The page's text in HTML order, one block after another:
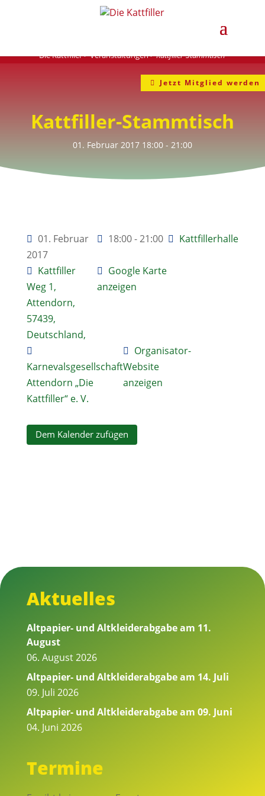
Die Kattfiller>Veranstaltungen>Kattfiller-Stammtisch
Jetzt Mitglied werden
Kattfiller-Stammtisch
01. Februar 201718:00- 21:00
01. Februar
2017
18:00 - 21:00 Kattfillerhalle
Kattfiller
Weg 1,
Attendorn,
57439,
Deutschland,
Google Karte
anzeigen
Karnevalsgesellschaft
Attendorn „Die
Kattfiller“ e. V.
Organisator-
Website
anzeigen
Dem Kalender zufügen
Aktuelles
Altpapier- und Altkleiderabgabe am 11.
August
06. August 2026
Altpapier- und Altkleiderabgabe am 14. Juli
09. Juli 2026
Altpapier- und Altkleiderabgabe am 09. Juni
04. Juni 2026
Termine